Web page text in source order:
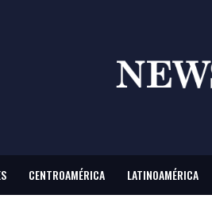
CENTROAMÉRICA LATINOAMÉRICA